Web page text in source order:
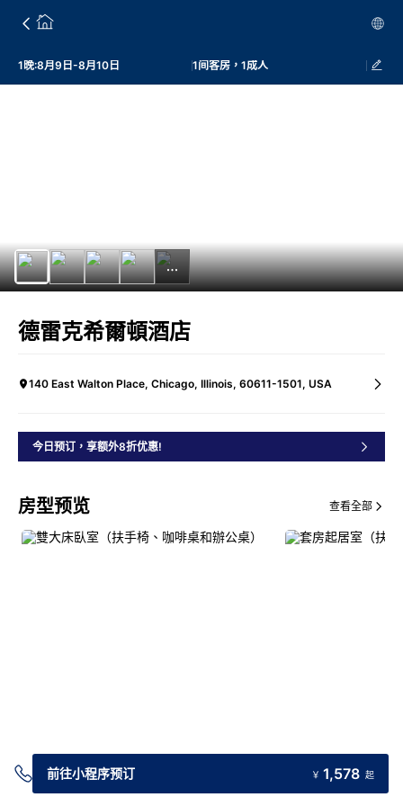
1晚:8月9日-8月10日 1间客房，1成人
德雷克希爾頓酒店
140 East Walton Place, Chicago, Illinois, 60611-1501, USA
今日预订，享额外8折优惠!
房型预览 查看全部
交通指引
前往小程序预订 ￥ 1,578 起